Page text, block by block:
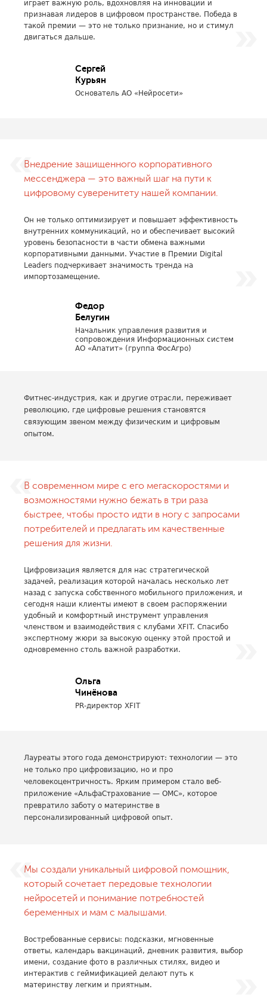
играет важную роль, вдохновляя на инновации и
признавая лидеров в цифровом пространстве. Победа в
такой премии — это не только признание, но и стимул
двигаться дальше.
Cергей
Курьян
Основатель АО «Нейросети»
Внедрение защищенного корпоративного
мессенджера — это важный шаг на пути к
цифровому суверенитету нашей компании.
Он не только оптимизирует и повышает эффективность
внутренних коммуникаций, но и обеспечивает высокий
уровень безопасности в части обмена важными
корпоративными данными. Участие в Премии Digital
Leaders подчеркивает значимость тренда на
импортозамещение.
Федор
Белугин
Начальник управления развития и
сопровождения Информационных систем
АО «Апатит» (группа ФосАгро)
Фитнес-индустрия, как и другие отрасли, переживает
революцию, где цифровые решения становятся
связующим звеном между физическим и цифровым
опытом.
В современном мире с его мегаскоростями и
возможностями нужно бежать в три раза
быстрее, чтобы просто идти в ногу с запросами
потребителей и предлагать им качественные
решения для жизни.
Цифровизация является для нас стратегической
задачей, реализация которой началась несколько лет
назад с запуска собственного мобильного приложения, и
сегодня наши клиенты имеют в своем распоряжении
удобный и комфортный инструмент управления
членством и взаимодействия с клубами XFIT. Спасибо
экспертному жюри за высокую оценку этой простой и
одновременно столь важной разработки.
Ольга
Чинёнова
PR-директор XFIT
Лауреаты этого года демонстрируют: технологии — это
не только про цифровизацию, но и про
человекоцентричность. Ярким примером стало веб-
приложение «АльфаСтрахование — ОМС», которое
превратило заботу о материнстве в
персонализированный цифровой опыт.
Мы создали уникальный цифровой помощник,
который сочетает передовые технологии
нейросетей и понимание потребностей
беременных и мам с малышами.
Востребованные сервисы: подсказки, мгновенные
ответы, календарь вакцинаций, дневник развития, выбор
имени, создание фото в различных стилях, видео и
интерактив с геймификацией делают путь к
материнству легким и приятным.